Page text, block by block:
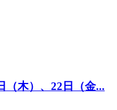
（木）、22日（金...